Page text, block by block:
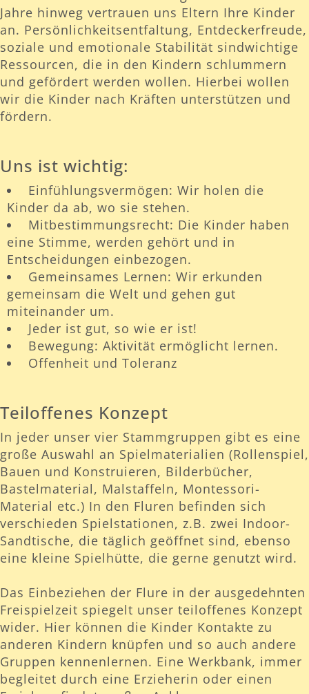
Jahre hinweg vertrauen uns Eltern Ihre Kinder
an. Persönlichkeitsentfaltung, Entdeckerfreude,
soziale und emotionale Stabilität sindwichtige
Ressourcen, die in den Kindern schlummern
und gefördert werden wollen. Hierbei wollen
wir die Kinder nach Kräften unterstützen und
fördern.
Uns ist wichtig:
Einfühlungsvermögen: Wir holen die
Kinder da ab, wo sie stehen.
Mitbestimmungsrecht: Die Kinder haben
eine Stimme, werden gehört und in
Entscheidungen einbezogen.
Gemeinsames Lernen: Wir erkunden
gemeinsam die Welt und gehen gut
miteinander um.
Jeder ist gut, so wie er ist!
Bewegung: Aktivität ermöglicht lernen.
Offenheit und Toleranz
Teiloffenes Konzept
In jeder unser vier Stammgruppen gibt es eine
große Auswahl an Spielmaterialien (Rollenspiel,
Bauen und Konstruieren, Bilderbücher,
Bastelmaterial, Malstaffeln, Montessori-
Material etc.) In den Fluren befinden sich
verschieden Spielstationen, z.B. zwei Indoor-
Sandtische, die täglich geöffnet sind, ebenso
eine kleine Spielhütte, die gerne genutzt wird.
Das Einbeziehen der Flure in der ausgedehnten
Freispielzeit spiegelt unser teiloffenes Konzept
wider. Hier können die Kinder Kontakte zu
anderen Kindern knüpfen und so auch andere
Gruppen kennenlernen. Eine Werkbank, immer
begleitet durch eine Erzieherin oder einen